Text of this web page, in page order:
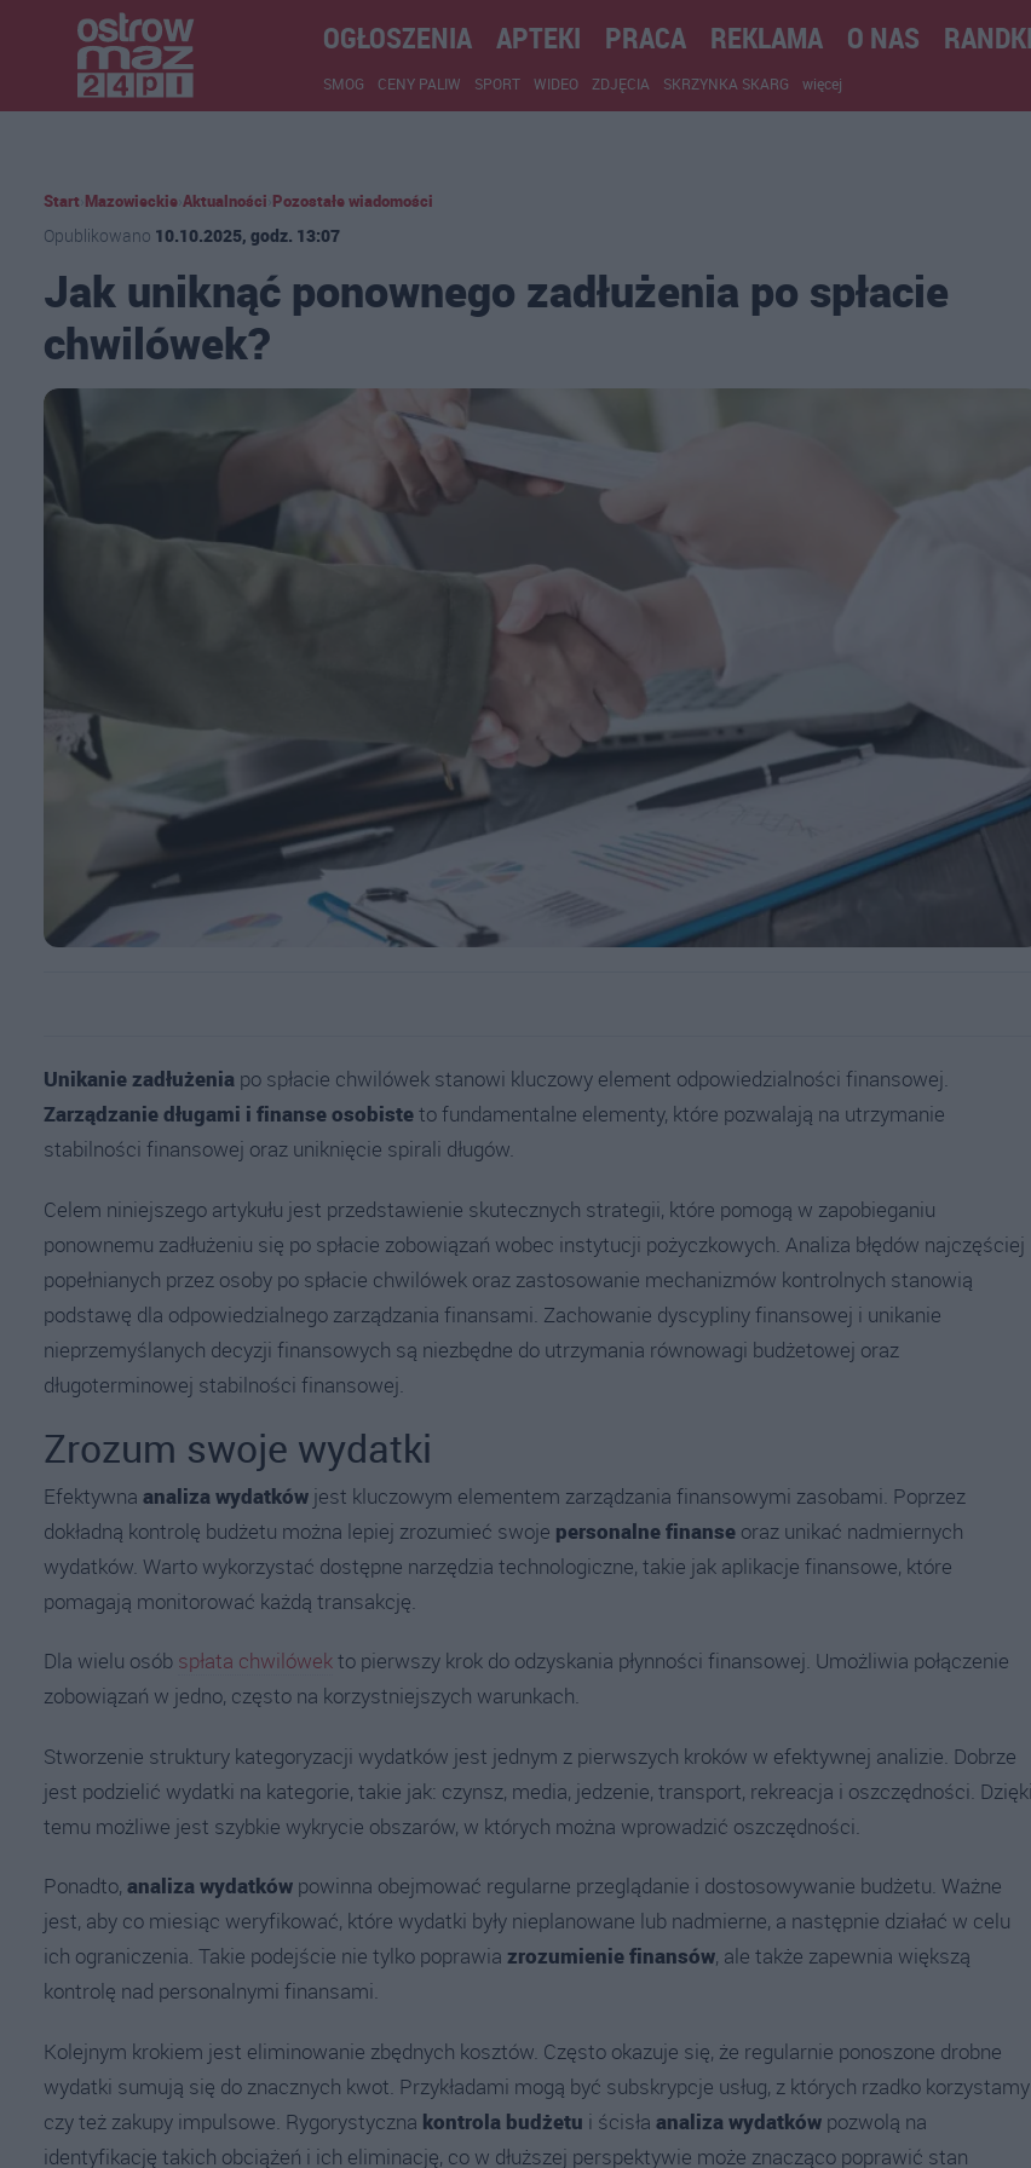
OGŁOSZENIA APTEKI PRACA REKLAMA O NAS RANDKI
SMOG CENY PALIW SPORT WIDEO ZDJĘCIA SKRZYNKA SKARG więcej
Start Mazowieckie Aktualności Pozostałe wiadomości
Opublikowano 10.10.2025, godz. 13:07
Jak uniknąć ponownego zadłużenia po spłacie
chwilówek?
Unikanie zadłużenia po spłacie chwilówek stanowi kluczowy element odpowiedzialności finansowej.
Zarządzanie długami i finanse osobisteto fundamentalne elementy, które pozwalają na utrzymanie
stabilności finansowej oraz uniknięcie spirali długów.
Celem niniejszego artykułu jest przedstawienie skutecznych strategii, które pomogą w zapobieganiu
ponownemu zadłużeniu się po spłacie zobowiązań wobec instytucji pożyczkowych. Analiza błędów najczęściej
popełnianych przez osoby po spłacie chwilówek oraz zastosowanie mechanizmów kontrolnych stanowią
podstawę dla odpowiedzialnego zarządzania finansami. Zachowanie dyscypliny finansowej i unikanie
nieprzemyślanych decyzji finansowych są niezbędne do utrzymania równowagi budżetowej oraz
długoterminowej stabilności finansowej.
Zrozum swoje wydatki
Efektywna analiza wydatków jest kluczowym elementem zarządzania finansowymi zasobami. Poprzez
dokładną kontrolę budżetu można lepiej zrozumieć swoje personalne finanse oraz unikać nadmiernych
wydatków. Warto wykorzystać dostępne narzędzia technologiczne, takie jak aplikacje finansowe, które
pomagają monitorować każdą transakcję.
Dla wielu osób spłata chwilówekto pierwszy krok do odzyskania płynności finansowej. Umożliwia połączenie
zobowiązań w jedno, często na korzystniejszych warunkach.
Stworzenie struktury kategoryzacji wydatków jest jednym z pierwszych kroków w efektywnej analizie. Dobrze
jest podzielić wydatki na kategorie, takie jak: czynsz, media, jedzenie, transport, rekreacja i oszczędności. Dzięki
temu możliwe jest szybkie wykrycie obszarów, w których można wprowadzić oszczędności.
Ponadto, analiza wydatków powinna obejmować regularne przeglądanie i dostosowywanie budżetu. Ważne
jest, aby co miesiąc weryfikować, które wydatki były nieplanowane lub nadmierne, a następnie działać w celu
ich ograniczenia. Takie podejście nie tylko poprawia zrozumienie finansów, ale także zapewnia większą
kontrolę nad personalnymi finansami.
Kolejnym krokiem jest eliminowanie zbędnych kosztów. Często okazuje się, że regularnie ponoszone drobne
wydatki sumują się do znacznych kwot. Przykładami mogą być subskrypcje usług, z których rzadko korzystamy
czy też zakupy impulsowe. Rygorystyczna kontrola budżetu i ścisła analiza wydatków pozwolą na
identyfikację takich obciążeń i ich eliminację, co w dłuższej perspektywie może znacząco poprawić stan